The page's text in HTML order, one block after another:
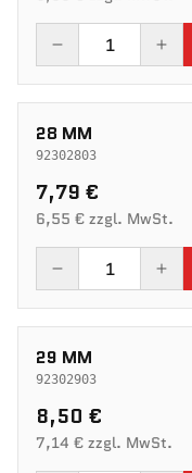
28 MM
92302803
7,79 €
6,55 € zzgl. MwSt.
29 MM
92302903
8,50 €
7,14 € zzgl. MwSt.